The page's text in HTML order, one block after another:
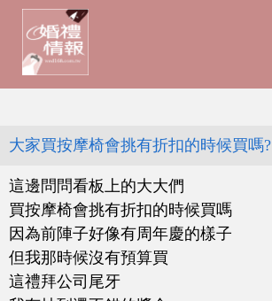
大家買按摩椅會挑有折扣的時候買嗎?
這邊問問看板上的大大們
買按摩椅會挑有折扣的時候買嗎
因為前陣子好像有周年慶的樣子
但我那時候沒有預算買
這禮拜公司尾牙